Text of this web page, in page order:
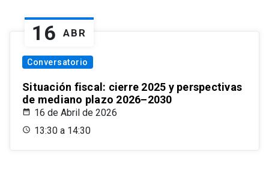
16 ABR
Conversatorio
Situación fiscal: cierre 2025 y perspectivas
de mediano plazo 2026–2030
16 de Abril de 2026
13:30 a 14:30